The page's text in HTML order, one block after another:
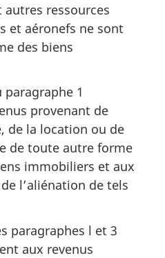
ressources
et aéronefs ne sont
des biens
1
provenant de
de la location ou de
de toute autre forme
immobiliers et aux
l’aliénation de tels
paragraphes l et 3
aux revenus